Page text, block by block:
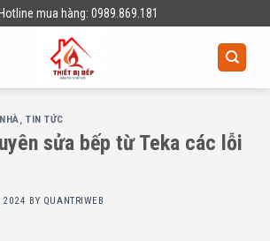
mua hàng: 0989.869.181
,TIN TỨC
sửa bếp từ Teka các lỗi
2024 BY QUANTRIWEB